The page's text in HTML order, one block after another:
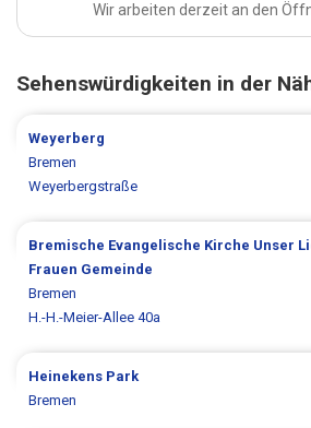
Wir arbeiten derzeit an den
Sehenswürdigkeiten in der
Weyerberg
Bremen
Weyerbergstraße
Bremische Evangelische Kirche Unser
Frauen Gemeinde
Bremen
H.-H.-Meier-Allee 40a
Heinekens Park
Bremen